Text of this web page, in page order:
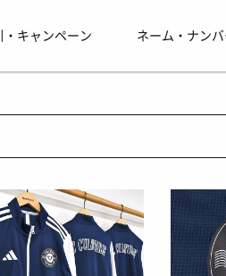
・キャンペーン ネーム・ナン